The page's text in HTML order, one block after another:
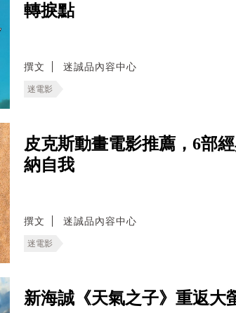
轉捩點
撰文 迷誠品內容中心
迷電影
皮克斯動畫電影推薦，6部
納自我
撰文 迷誠品內容中心
迷電影
新海誠《天氣之子》重返大